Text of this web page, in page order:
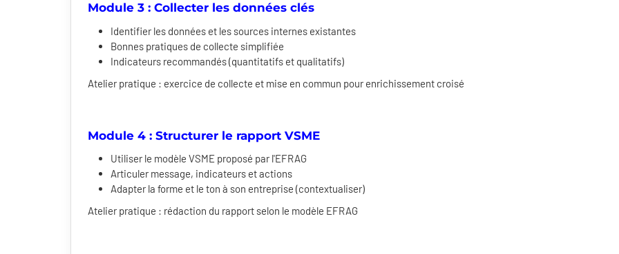
Module 3 : Collecter les données clés
Identifier les données et les sources internes existantes
Bonnes pratiques de collecte simplifiée
Indicateurs recommandés (quantitatifs et qualitatifs)
Atelier pratique : exercice de collecte et mise en commun pour enrichissement croisé
Module 4 : Structurer le rapport VSME
Utiliser le modèle VSME proposé par l'EFRAG
Articuler message, indicateurs et actions
Adapter la forme et le ton à son entreprise (contextualiser)
Atelier pratique : rédaction du rapport selon le modèle EFRAG